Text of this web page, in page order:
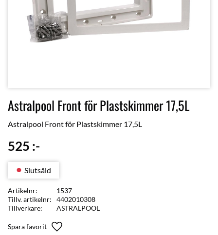
Astralpool Front för Plastskimmer 17,5L
Astralpool Front för Plastskimmer 17,5L
525 :-
Lägg till i favoriter
Slutsåld
Artikelnr
1537
Tillv. artikelnr
4402010308
Tillverkare
ASTRALPOOL